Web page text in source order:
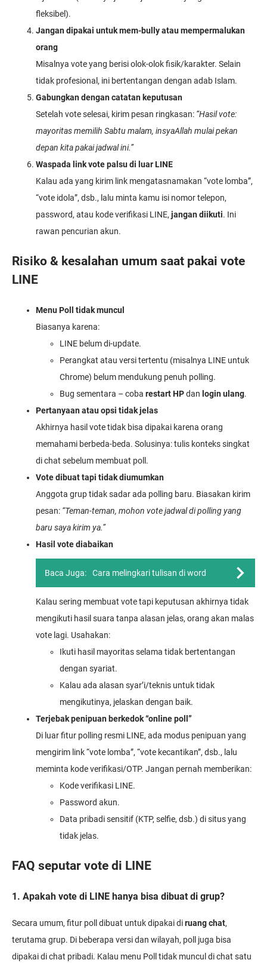
fleksibel).
Jangan dipakai untuk mem-bully atau mempermalukan
orang
Misalnya vote yang berisi olok-olok fisik/karakter. Selain
tidak profesional, ini bertentangan dengan adab Islam.
Gabungkan dengan catatan keputusan
Setelah vote selesai, kirim pesan ringkasan: “Hasil vote:
mayoritas memilih Sabtu malam, insyaAllah mulai pekan
depan kita pakai jadwal ini.”
Waspada link vote palsu di luar LINE
Kalau ada yang kirim link mengatasnamakan “vote lomba”,
“vote idola”, dsb., lalu minta kamu isi nomor telepon,
password, atau kode verifikasi LINE, jangan diikuti. Ini
rawan pencurian akun.
Risiko & kesalahan umum saat pakai vote
LINE
Menu Poll tidak muncul
Biasanya karena:
LINE belum di-update.
Perangkat atau versi tertentu (misalnya LINE untuk
Chrome) belum mendukung penuh polling.
Bug sementara – coba restart HPdan login ulang.
Pertanyaan atau opsi tidak jelas
Akhirnya hasil vote tidak bisa dipakai karena orang
memahami berbeda-beda. Solusinya: tulis konteks singkat
di chat sebelum membuat poll.
Vote dibuat tapi tidak diumumkan
Anggota grup tidak sadar ada polling baru. Biasakan kirim
pesan: “Teman-teman, mohon vote jadwal di polling yang
baru saya kirim ya.”
Hasil vote diabaikan
Baca Juga: Cara melingkari tulisan di word
Kalau sering membuat vote tapi keputusan akhirnya tidak
mengikuti hasil suara tanpa alasan jelas, orang akan malas
vote lagi. Usahakan:
Ikuti hasil mayoritas selama tidak bertentangan
dengan syariat.
Kalau ada alasan syar’i/teknis untuk tidak
mengikutinya, jelaskan dengan baik.
Terjebak penipuan berkedok “online poll”
Di luar fitur polling resmi LINE, ada modus penipuan yang
mengirim link “vote lomba”, “vote kecantikan”, dsb., lalu
meminta kode verifikasi/OTP. Jangan pernah memberikan:
Kode verifikasi LINE.
Password akun.
Data pribadi sensitif (KTP, selfie, dsb.) di situs yang
tidak jelas.
FAQ seputar vote di LINE
1. Apakah vote di LINE hanya bisa dibuat di grup?
Secara umum, fitur poll dibuat untuk dipakai diruang chat,
terutama grup. Di beberapa versi dan wilayah, poll juga bisa
dipakai di chat pribadi. Kalau menu Poll tidak muncul di chat satu